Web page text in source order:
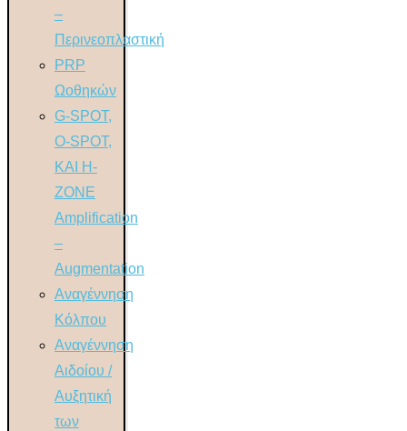
–
Περινεοπλαστική
PRP
Ωοθηκών
G-SPOT,
O-SPOT,
ΚΑΙ H-
ZONE
Amplification
–
Augmentation
Αναγέννηση
Κόλπου
Αναγέννηση
Αιδοίου /
Αυξητική
των